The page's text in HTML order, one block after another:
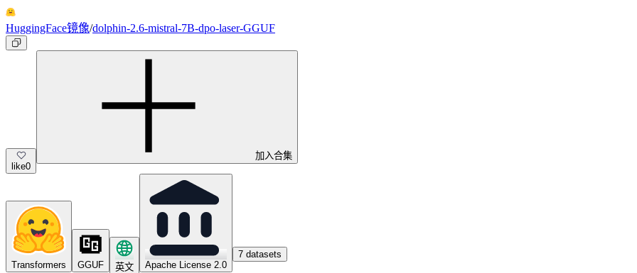
HuggingFace镜像/dolphin-2.6-mistral-7B-dpo-laser-GGUF
like0
加入合集
Transformers GGUF 英文 Apache License 2.0
7 datasets